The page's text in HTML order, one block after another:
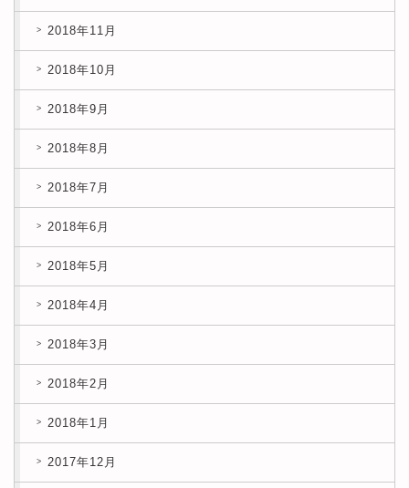
2018年11月
2018年10月
2018年9月
2018年8月
2018年7月
2018年6月
2018年5月
2018年4月
2018年3月
2018年2月
2018年1月
2017年12月